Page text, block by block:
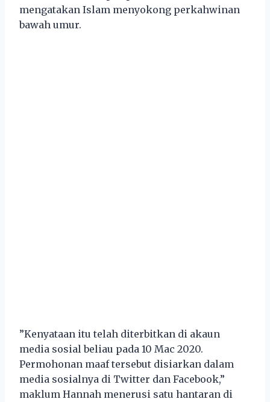
mengatakan Islam menyokong perkahwinan
bawah umur.
”Kenyataan itu telah diterbitkan di akaun
media sosial beliau pada 10 Mac 2020.
Permohonan maaf tersebut disiarkan dalam
media sosialnya di Twitter dan Facebook,”
maklum Hannah menerusi satu hantaran di